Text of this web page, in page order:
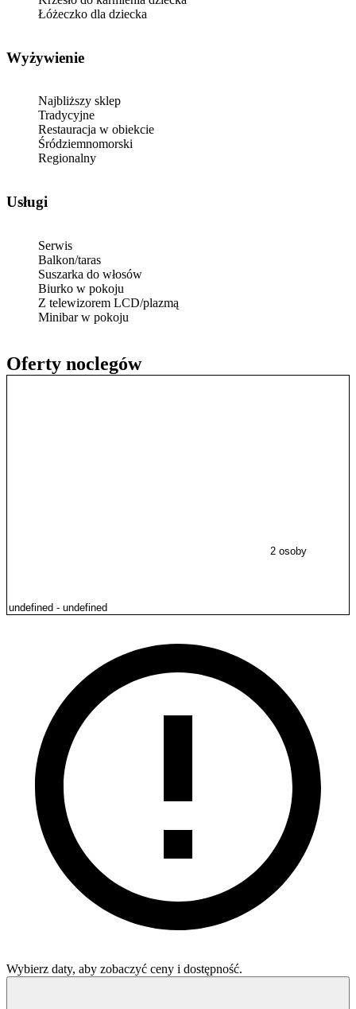
Oferty noclegów
2 osoby
Wybierz daty, aby zobaczyć ceny i dostępność.
Łóżeczko dla dziecka
Wyżywienie
Najbliższy sklep
Tradycyjne
Restauracja w obiekcie
Śródziemnomorski
Regionalny
Usługi
Serwis
Balkon/taras
Suszarka do włosów
Biurko w pokoju
Z telewizorem LCD/plazmą
Minibar w pokoju